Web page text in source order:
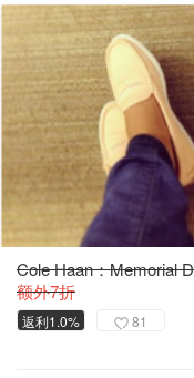
Cole Haan：Memorial
额外7折
返利1.0% 81